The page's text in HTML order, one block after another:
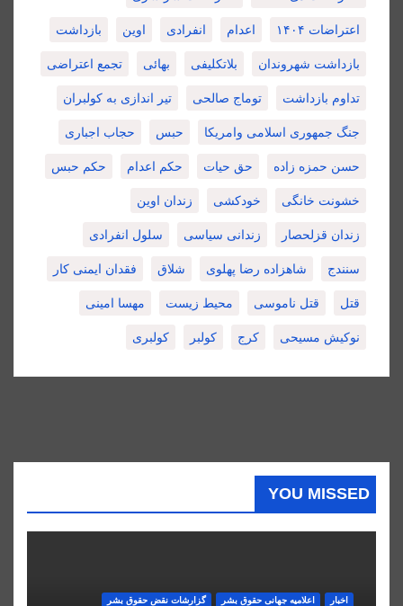
اعتراضات ۱۴۰۴ اعدام انفرادی اوین بازداشت
بازداشت شهروندان بلاتکلیفی بهائی تجمع اعتراضی
تداوم بازداشت توماج صالحی تیر اندازی به کولبران
جنگ جمهوری اسلامی وامریکا حبس حجاب اجباری
حسن حمزه زاده حق حیات حکم اعدام حکم حبس
خشونت خانگی خودکشی زندان اوین
زندان قزلحصار زندانی سیاسی سلول انفرادی
سنندج شاهزاده رضا پهلوی شلاق فقدان ایمنی کار
قتل قتل ناموسی محیط زیست مهسا امینی
نوکیش مسیحی کرج کولبر کولبری
YOU MISSED
اخبار اعلاميه جهانی حقوق بشر گزارشات نقض حقوق بشر